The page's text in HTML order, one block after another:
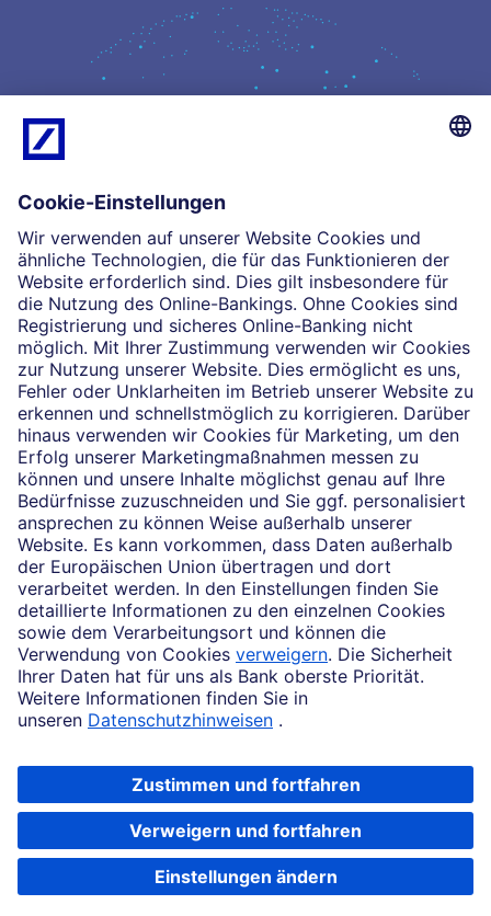
Kompetenz
Einblicke
Unsere Partnerschaften
News
Impressum
Rechtliche Hinweise
Datenschutz
Zugänglichkeit
Cookie-Einstellungen
Copyright © 2026 Deutsche Bank AG, Frankfurt am Main